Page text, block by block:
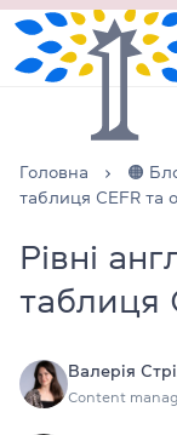
Головна 🟠
таблиця CEFR та
Рівні
таблиця
Валерія
Content